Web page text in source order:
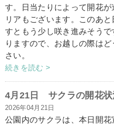
す。日当たりによって開花
リアもございます。このあ
すともう少し咲き進みそう
りますので、お越しの際は
さい。
続きを読む >
4月21日 サクラの開花状
2026年04月21日
公園内のサクラは、本日開